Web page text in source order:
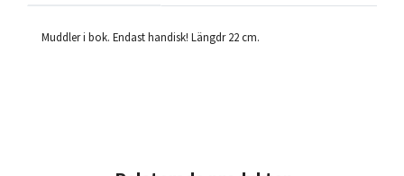
Muddler i bok. Endast handisk! Längdr 22 cm.